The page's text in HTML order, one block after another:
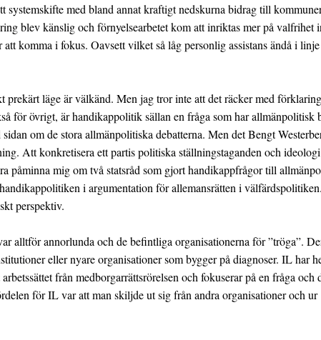
med bland annat kraftigt nedskurna bidrag till
blev känslig och förnyelsearbetet kom att inriktas mer på valfrihet
komma i fokus. Oavsett vilket så låg personlig assistans ändå i
läge är välkänd. Men jag tror inte att det räcker med
för övrigt, är handikappolitik sällan en fråga som har allmänpolitisk
om de stora allmänpolitiska debatterna. Men det Bengt
Att konkretisera ett partis politiska ställningstaganden och
påminna mig om två statsråd som gjort handikappfrågor till
i argumentation för allemansrätten i
perspektiv.
alltför annorlunda och de befintliga organisationerna för ”tröga”.
eller nyare organisationer som bygger på diagnoser. IL har
från medborgarrättsrörelsen och fokuserar på en fråga och
för IL var att man skiljde ut sig från andra organisationer och ur